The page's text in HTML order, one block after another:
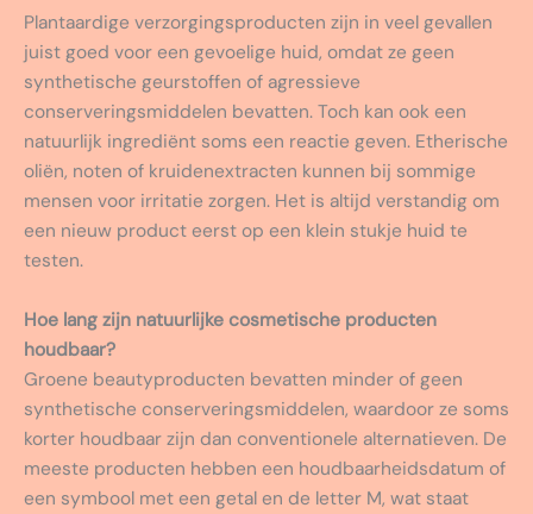
Plantaardige verzorgingsproducten zijn in veel gevallen
juist goed voor een gevoelige huid, omdat ze geen
synthetische geurstoffen of agressieve
conserveringsmiddelen bevatten. Toch kan ook een
natuurlijk ingrediënt soms een reactie geven. Etherische
oliën, noten of kruidenextracten kunnen bij sommige
mensen voor irritatie zorgen. Het is altijd verstandig om
een nieuw product eerst op een klein stukje huid te
testen.
Hoe lang zijn natuurlijke cosmetische producten
houdbaar?
Groene beautyproducten bevatten minder of geen
synthetische conserveringsmiddelen, waardoor ze soms
korter houdbaar zijn dan conventionele alternatieven. De
meeste producten hebben een houdbaarheidsdatum of
een symbool met een getal en de letter M, wat staat